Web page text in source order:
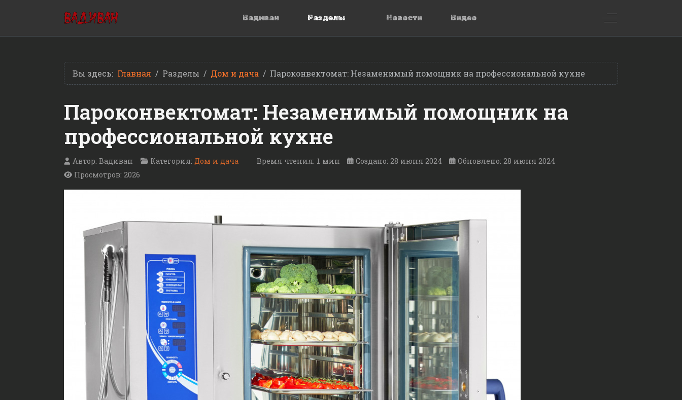
Вадиван Разделы Новости Видео Off-Canvas
Вы здесь: Главная Разделы Дом и дача Пароконвектомат: Незаменимый помощник на профессиональной кухне
Пароконвектомат: Незаменимый помощник на
профессиональной кухне
Автор: Вадиван Категория: Дом и дача Время чтения: 1 мин Создано: 28 июня 2024
Обновлено: 28 июня 2024
Просмотров: 2026